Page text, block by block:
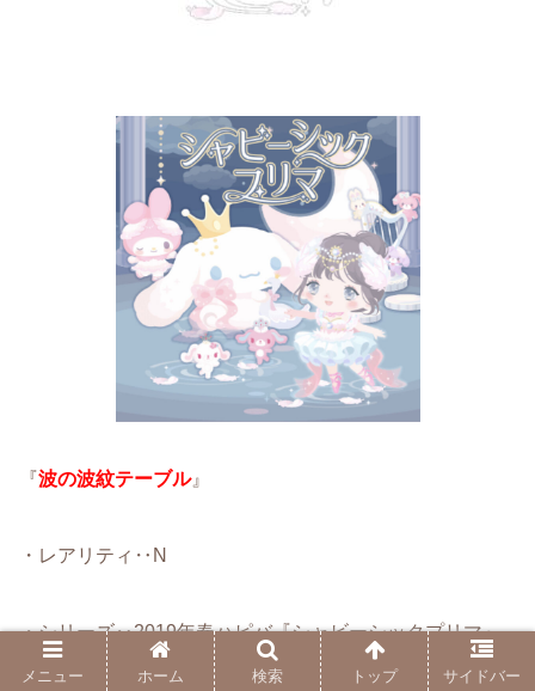
『波の波紋テーブル』
・レアリティ‥N
・シリーズ‥2019年春ハピバ『シャビーシックプリマ』
メニュー ホーム 検索 トップ サイドバー